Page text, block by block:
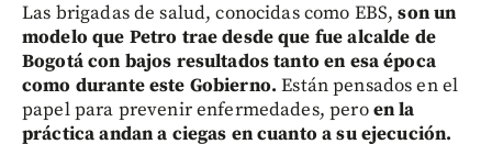
Las brigadas de salud, conocidas como EBS,son un
modelo que Petro trae desde que fue alcalde de
Bogotá con bajos resultados tanto en esa época
como durante este Gobierno.Están pensados en el
papel para prevenir enfermedades, peroen la
práctica andan a ciegas en cuanto a su ejecución.